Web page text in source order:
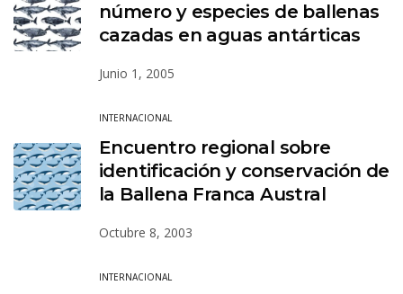
número y especies de ballenas
cazadas en aguas antárticas
Junio 1, 2005
INTERNACIONAL
Encuentro regional sobre
identificación y conservación de
la Ballena Franca Austral
Octubre 8, 2003
INTERNACIONAL